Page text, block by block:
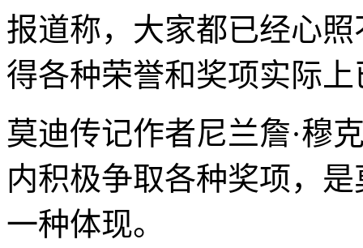
报道称，大家都已经心
得各种荣誉和奖项实际
莫迪传记作者尼兰詹·穆
内积极争取各种奖项，
一种体现。